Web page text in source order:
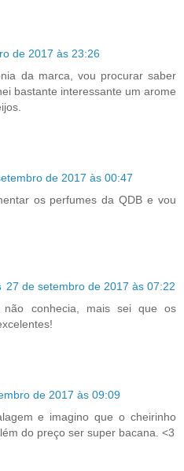
de 2017 às 23:26
da marca, vou procurar saber
bastante interessante um arome
de 2017 às 00:47
os perfumes da QDB e vou
27 de setembro de 2017 às 07:22
conhecia, mais sei que os
de 2017 às 09:09
e imagino que o cheirinho
do preço ser super bacana. <3